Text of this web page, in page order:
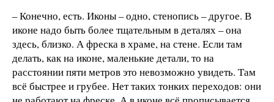
– Конечно, есть. Иконы – одно, стенопись – другое. В
иконе надо быть более тщательным в деталях – она
здесь, близко. А фреска в храме, на стене. Если там
делать, как на иконе, маленькие детали, то на
расстоянии пяти метров это невозможно увидеть. Там
всё быстрее и грубее. Нет таких тонких переходов: они